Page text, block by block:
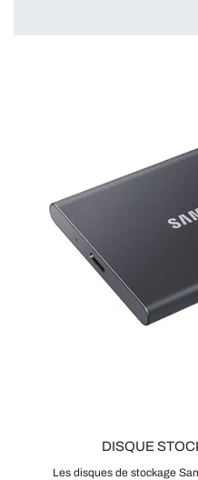
DISQUE
Les disques de stockage